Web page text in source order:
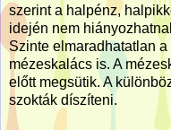
szerint a halpénz,
idején nem
Szinte elmaradhatatlan
mézeskalács is. A
előtt megsütik. A
szokták díszíteni.